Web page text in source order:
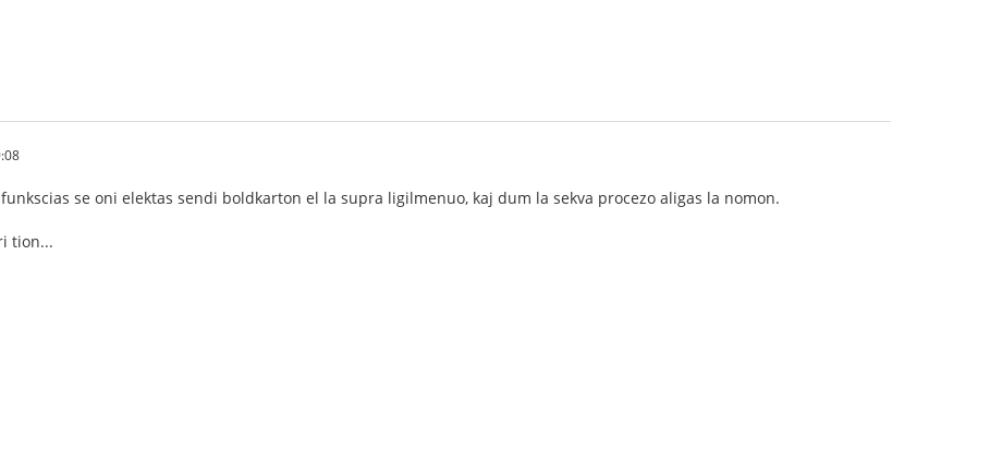
se oni elektas sendi boldkarton el la supra ligilmenuo, kaj dum la sekva procezo aligas la nomon.
tion...